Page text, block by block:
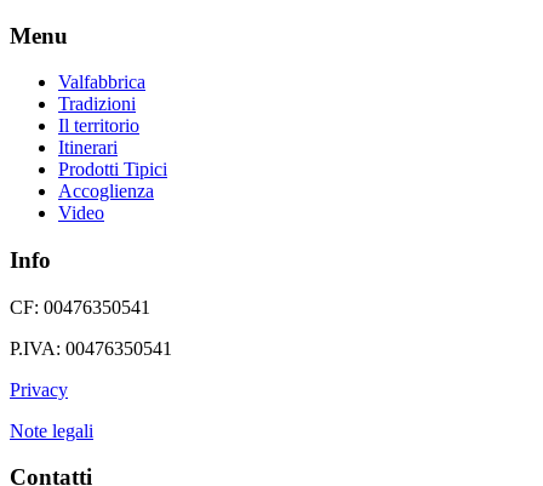
Menu
Valfabbrica
Tradizioni
Il territorio
Itinerari
Prodotti Tipici
Accoglienza
Video
Info
CF: 00476350541
P.IVA: 00476350541
Privacy
Note legali
Contatti